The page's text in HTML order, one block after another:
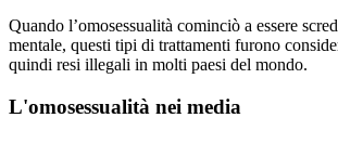
Quando l’omosessualità cominciò a essere
mentale, questi tipi di trattamenti furono
quindi resi illegali in molti paesi del mondo.
L'omosessualità nei media